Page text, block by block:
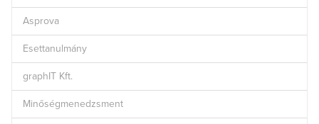
Asprova
Esettanulmány
graphIT Kft.
Minőségmenedzsment